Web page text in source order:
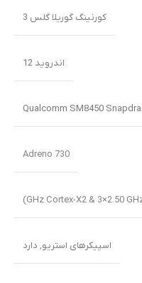
کورنینگ گوریلا گلس 3
اندروید 12
Qualcomm SM8450
Adreno 730
اسپیکرهای استریو, دارد